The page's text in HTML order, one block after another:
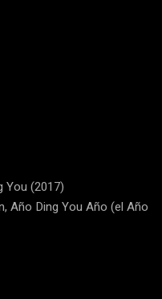
You (2017)
Año Ding You Año (el Año